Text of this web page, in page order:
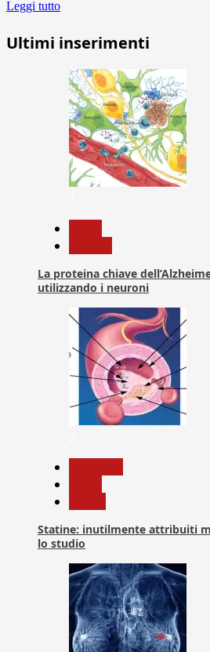
Leggi tutto
Ultimi inserimenti
La proteina chiave
utilizzando i neuroni
Statine: inutilmente attribuiti
lo studio